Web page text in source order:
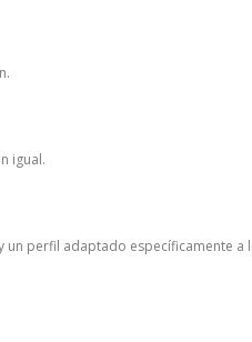
igual.
perfil adaptado específicamente a